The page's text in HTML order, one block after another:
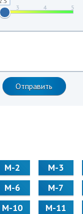
М-2 М-3
М-6 М-7
М-10 М-11